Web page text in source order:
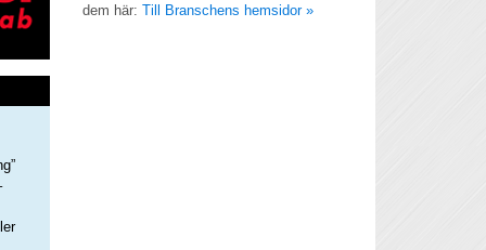
dem här: Till Branschens hemsidor »